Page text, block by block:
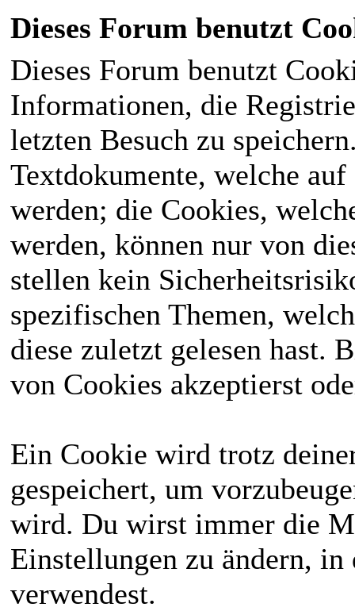
Dieses Forum benutzt
Dieses Forum benutzt
Informationen, die
letzten Besuch zu
Textdokumente, welche
werden; die Cookies,
werden, können nur von
stellen kein
spezifischen Themen,
diese zuletzt gelesen hast.
von Cookies akzeptierst
Ein Cookie wird trotz
gespeichert, um
wird. Du wirst immer die
Einstellungen zu ändern,
verwendest.